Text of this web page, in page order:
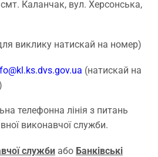
Каланчак, вул. Херсонська,
виклику натискай на номер)
(натискай на
телефонна лінія з питань
виконавчої служби.
служби або Банківські